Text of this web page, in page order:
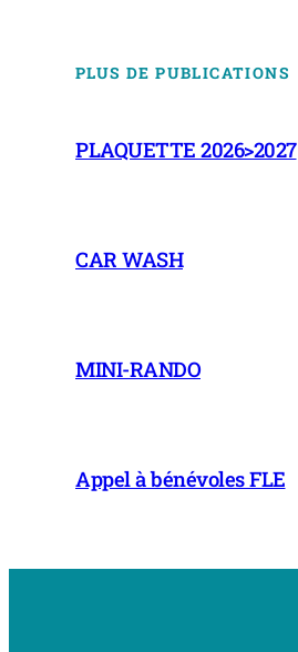
PLUS DE PUBLICATIONS
PLAQUETTE 2026>2027
CAR WASH
MINI-RANDO
Appel à bénévoles FLE